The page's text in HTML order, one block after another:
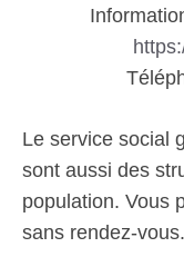
Le service social
sont aussi des
population. Vous
sans rendez-vous.